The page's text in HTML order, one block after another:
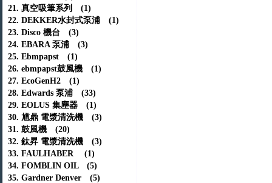
21. 真空吸筆系列 (1)
22. DEKKER水封式泵浦 (1)
23. Disco 機台 (3)
24. EBARA 泵浦 (3)
25. Ebmpapst (1)
26. ebmpapst鼓風機 (1)
27. EcoGenH2 (1)
28. Edwards 泵浦 (33)
29. EOLUS 集塵器 (1)
30. 馗鼎 電漿清洗機 (3)
31. 鼓風機 (20)
32. 鈦昇 電漿清洗機 (3)
33. FAULHABER (1)
34. FOMBLIN OIL (5)
35. Gardner Denver (5)